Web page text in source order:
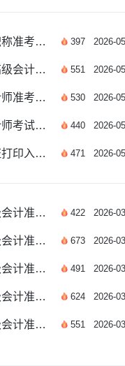
速看！2026高级会计职称准考证打印时间指南 397 2026-
注意！2026年重庆市高级会计师准考证打印时间公布 551 2026-
注意！2026年高级会计师准考证打印格式要求详解 530 2026-
注意！2026年高级会计师考试准考证打印流程详解 440 2026-
2026高级会计师准考证打印入口何时开放？详细指南 471 2026-
速看！2026年河南高级会计准考证打印时间指南 422 2026-
速看！2026年青海高级会计准考证打印时间指南 673 2026-
注意！2026年广东高级会计准考证打印时间全解析 491 2026-
速看！2026年江苏高级会计准考证打印时间公布 624 2026-
注意！2026年湖南高级会计准考证打印时间指南 551 2026-